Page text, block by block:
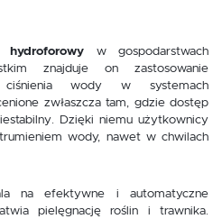
w gospodarstwach
znajduje on zastosowanie
wody w systemach
zwłaszcza tam, gdzie dostęp
Dzięki niemu użytkownicy
wody, nawet w chwilach
na efektywne i automatyczne
pielęgnację roślin i trawnika.